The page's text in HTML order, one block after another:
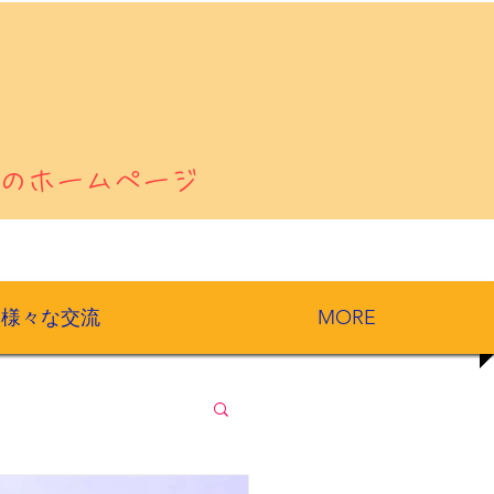
ホームページ
様々な交流 MORE